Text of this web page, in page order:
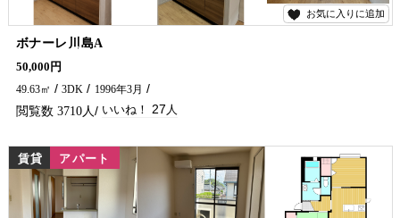
お気に入りに追加
ボナーレ川島A
＼敷金・礼金・仲介手数料0円キャンペーン中！／ 静かな住環境で、快適な暮らしを叶える賃貸アパートです。 周辺には小学校が近くにあります。 新婚さんからファミリーまで幅広い方におすすめです！ 室内はリフォームを行い、キッチン・トイレ・モニターホン新品です。 さらにインターネットも無料でご利用いただけます。 お気軽に五ヶ瀬不動産へお問合せください🏠✨
50,000円
49.63㎡
3DK 1996年3月
3710 27
賃貸 アパート